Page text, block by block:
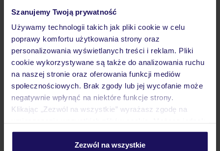
Szanujemy Twoją prywatność
Używamy technologii takich jak pliki cookie w celu
poprawy komfortu użytkowania strony oraz
personalizowania wyświetlanych treści i reklam. Pliki
cookie wykorzystywane są także do analizowania ruchu
na naszej stronie oraz oferowania funkcji mediów
społecznościowych. Brak zgody lub jej wycofanie może
negatywnie wpłynąć na niektóre funkcje strony.
Klikając „Zezwól na wszystkie” wyrażasz zgodę na
personalizować swój wybór wchodząc w zakładkę
Zezwól na wszystkie
opinii
Riu Dunamar Tylko w TUI Aquapark
MEKSYK PÓŁWYSEP JUKATAN PLAYA MUJERES
6 943
ZŁ
OSOBA
Warszawa-Chopina (07:40)